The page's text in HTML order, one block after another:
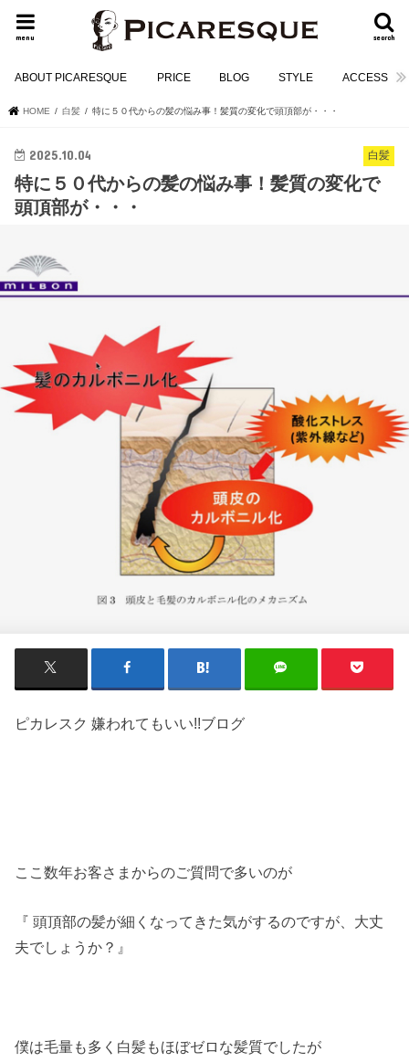
search
menu
ABOUT PICARESQUE PRICE BLOG STYLE ACCESS
HOME 白髪 特に５０代からの髪の悩み事！髪質の変化で頭頂部が・・・
白髪
2025.10.04
特に５０代からの髪の悩み事！髪質の変化で
頭頂部が・・・
ピカレスク 嫌われてもいい!!ブログ
ここ数年お客さまからのご質問で多いのが
『 頭頂部の髪が細くなってきた気がするのですが、大丈
夫でしょうか？』
僕は毛量も多く白髪もほぼゼロな髪質でしたが